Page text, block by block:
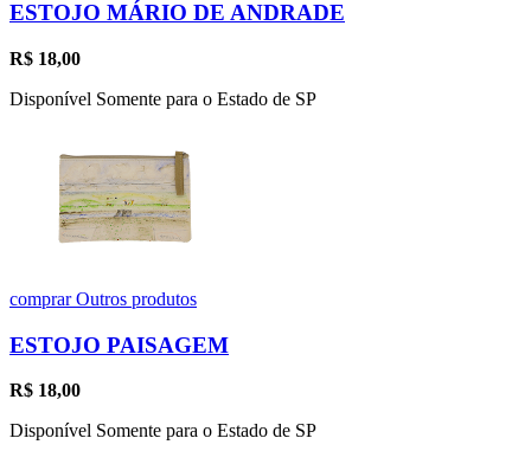
ESTOJO MÁRIO DE ANDRADE
R$ 18,00
Disponível Somente para o Estado de SP
comprarOutros produtos
ESTOJO PAISAGEM
R$ 18,00
Disponível Somente para o Estado de SP